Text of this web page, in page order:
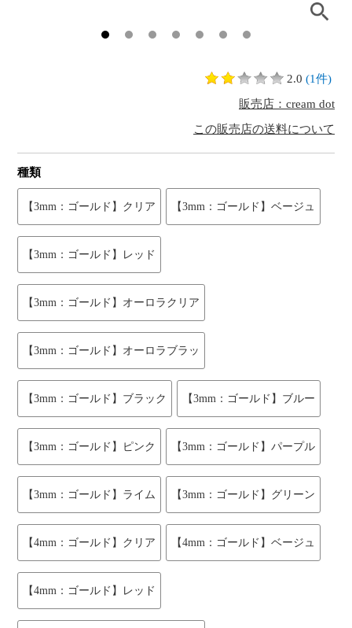
2.0 (1件)
販売店：cream dot
この販売店の送料について
種類
【3mm：ゴールド】クリア 【3mm：ゴールド】ベージュ
【3mm：ゴールド】レッド
【3mm：ゴールド】オーロラクリア
【3mm：ゴールド】オーロラブラッ
【3mm：ゴールド】ブラック 【3mm：ゴールド】ブルー
【3mm：ゴールド】ピンク 【3mm：ゴールド】パープル
【3mm：ゴールド】ライム 【3mm：ゴールド】グリーン
【4mm：ゴールド】クリア 【4mm：ゴールド】ベージュ
【4mm：ゴールド】レッド